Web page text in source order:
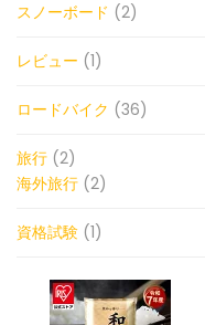
スノーボード (2)
レビュー (1)
ロードバイク (36)
旅行 (2)
海外旅行 (2)
資格試験 (1)